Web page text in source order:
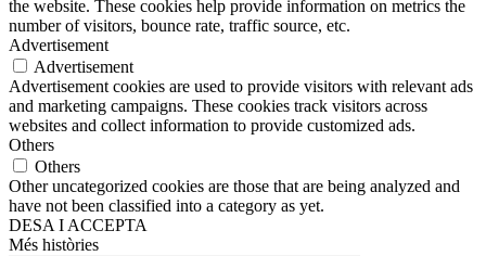
the website. These cookies help provide information on metrics the
number of visitors, bounce rate, traffic source, etc.
Advertisement
Advertisement
Advertisement cookies are used to provide visitors with relevant ads
and marketing campaigns. These cookies track visitors across
websites and collect information to provide customized ads.
Others
Others
Other uncategorized cookies are those that are being analyzed and
have not been classified into a category as yet.
DESA I ACCEPTA
Més històries